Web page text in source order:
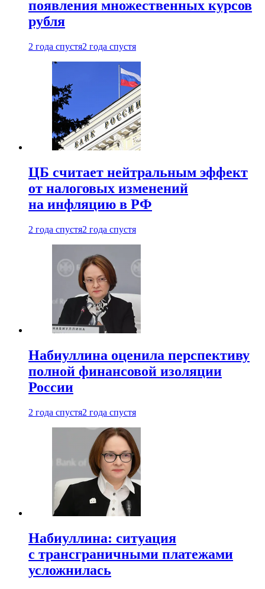
появления множественных курсов
рубля
2 года спустя2 года спустя
ЦБ считает нейтральным эффект
от налоговых изменений
на инфляцию в РФ
2 года спустя2 года спустя
Набиуллина оценила перспективу
полной финансовой изоляции
России
2 года спустя2 года спустя
Набиуллина: ситуация
с трансграничными платежами
усложнилась